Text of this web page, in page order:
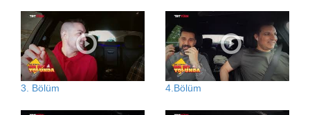
3. Bölüm 4.Bölüm